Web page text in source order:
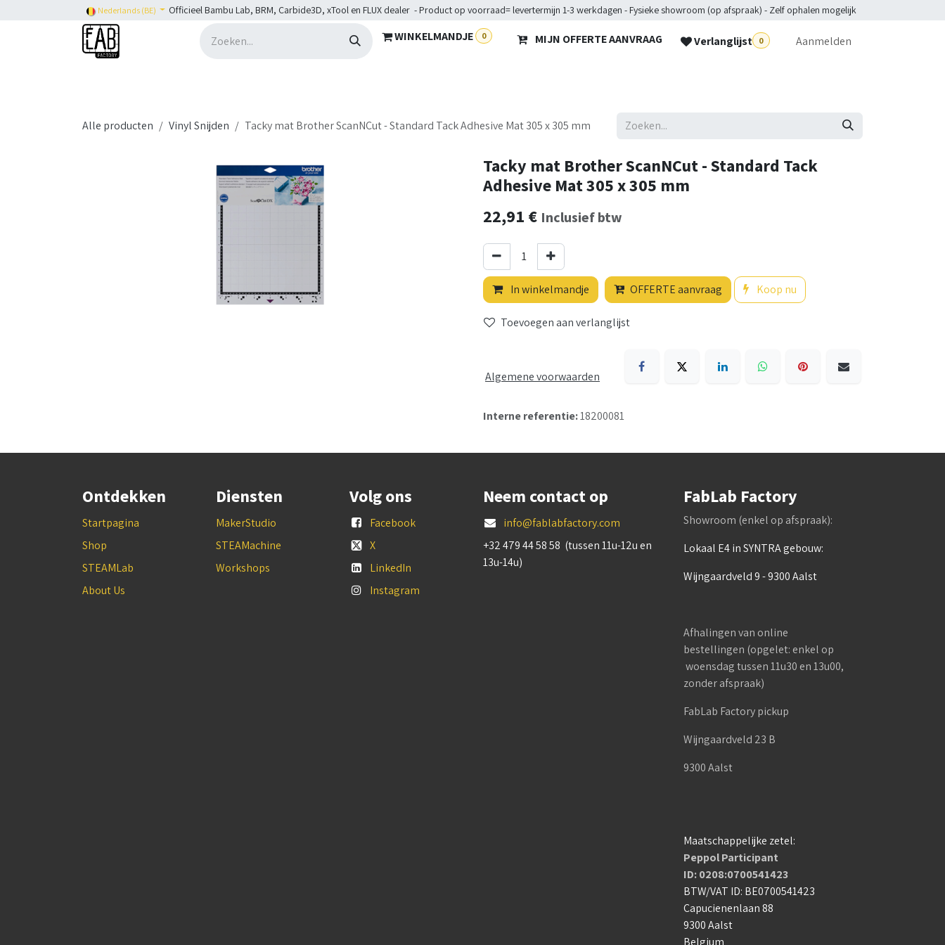
Overslaan naar inhoudNederlands (BE) Officieel Bambu Lab, BRM, Carbide3D, xTool en FLUX dealer - Product op voorraad= levertermijn 1-3 werkdagen - Fysieke showroom (op afspraak) - Zelf ophalen mogelijk
WINKELMANDJE 0 MIJN OFFERTE AANVRAAG Verlanglijst 0 Aanmelden
Alle producten Vinyl Snijden Tacky mat Brother ScanNCut - Standard Tack Adhesive Mat 305 x 305 mm
Tacky mat Brother ScanNCut - Standard Tack
Adhesive Mat 305 x 305 mm
22,91 € Inclusief btw
In winkelmandje OFFERTE aanvraag Koop nu
Toevoegen aan verlanglijst
Algemene voorwaarden
Interne referentie:18200081
Ontdekken
Startpagina
Shop
STEAMLab
About Us
Diensten
MakerStudio
STEAMachine
Workshops
Volg ons
Facebook
X
LinkedIn
Instagram
Neem contact op
info@fablabfactory.com
+32 479 44 58 58 (tussen 11u-12u en
13u-14u)
FabLab Factory
Showroom (enkel op afspraak):
Lokaal E4 in SYNTRA gebouw:
Wijngaardveld 9 - 9300 Aalst
Afhalingen van online
bestellingen (opgelet: enkel op
woensdag tussen 11u30 en 13u00,
zonder afspraak)
FabLab Factory pickup
Wijngaardveld 23 B
9300 Aalst
Maatschappelijke zetel:
Peppol Participant
ID: 0208:0700541423
BTW/VAT ID: BE0700541423
Capucienenlaan 88
9300 Aalst